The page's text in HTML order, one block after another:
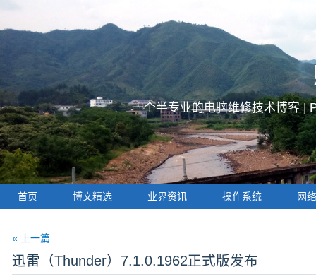
一个半专业的电脑维修技术博客 |
首页 博文精选 业界资讯 操作系统 网
« 上一篇
迅雷（Thunder）7.1.0.1962正式版发布